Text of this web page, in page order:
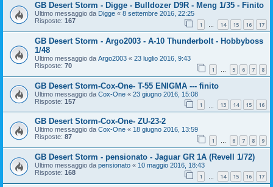
GB Desert Storm - Digge - Bulldozer D9R - Meng 1/35 - Finito
Ultimo messaggio da Digge « 8 settembre 2016, 22:25
Risposte: 167 1 … 14 15 16 17
GB Desert Storm - Argo2003 - A-10 Thunderbolt - Hobbyboss
1/48
Ultimo messaggio da Argo2003 « 23 luglio 2016, 9:43
Risposte: 70 1 … 5 6 7 8
GB Desert Storm-Cox-One- T-55 ENIGMA --- finito
Ultimo messaggio da Cox-One « 23 giugno 2016, 15:08
Risposte: 157 1 13 14 15 16
GB Desert Storm-Cox-One- ZU-23-2
Ultimo messaggio da Cox-One « 18 giugno 2016, 13:59
Risposte: 87 1 … 6 7 8 9
GB Desert Storm - pensionato - Jaguar GR 1A (Revell 1/72)
Ultimo messaggio da pensionato « 10 maggio 2016, 18:43
Risposte: 168 1 … 14 15 16 17